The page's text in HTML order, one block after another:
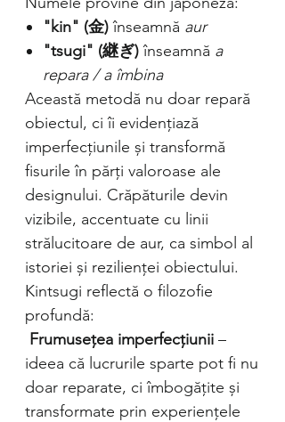
"kin" (金)înseamnă aur
"tsugi" (継ぎ)înseamnă a
repara / a îmbina
Această metodă nu doar repară
obiectul, ci îi evidențiază
imperfecțiunile și transformă
fisurile în părți valoroase ale
designului. Crăpăturile devin
vizibile, accentuate cu linii
strălucitoare de aur, ca simbol al
istoriei și rezilienței obiectului.
Kintsugi reflectă o filozofie
profundă:
Frumusețea imperfecțiunii –
ideea că lucrurile sparte pot fi nu
doar reparate, ci îmbogățite și
transformate prin experiențele